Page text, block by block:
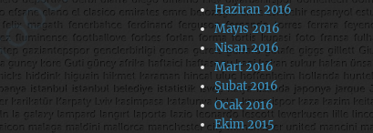
Haziran 2016
Mayıs 2016
Nisan 2016
Mart 2016
Şubat 2016
Ocak 2016
Ekim 2015